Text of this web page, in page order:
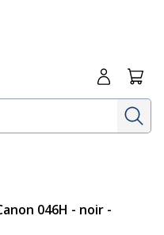
Me
046H - noir -